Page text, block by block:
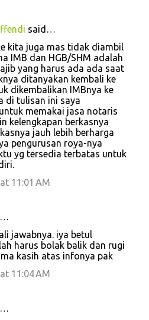
said…
kita juga mas tidak diambil
IMB dan HGB/SHM adalah
yang harus ada ada saat
ditanyakan kembali ke
dikembalikan IMBnya ke
di tulisan ini saya
memakai jasa notaris
kelengkapan berkasnya
jauh lebih berharga
pengurusan roya-nya
yg tersedia terbatas untuk
11:01 AM
jawabnya. iya betul
harus bolak balik dan rugi
kasih atas infonya pak
11:04 AM